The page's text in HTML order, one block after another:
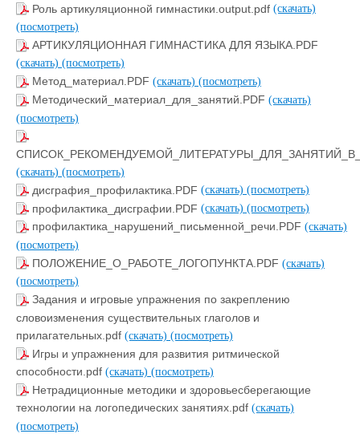
Роль артикуляционной гимнастики.output.pdf (скачать)
(посмотреть)
АРТИКУЛЯЦИОННАЯ ГИМНАСТИКА ДЛЯ ЯЗЫКА.PDF
(скачать) (посмотреть)
Метод_материал.PDF (скачать) (посмотреть)
Методический_материал_для_занятий.PDF (скачать)
(посмотреть)
(скачать) (посмотреть)
дисграфия_профилактика.PDF (скачать) (посмотреть)
профилактика_дисграфии.PDF (скачать) (посмотреть)
профилактика_нарушений_письменной_речи.PDF (скачать)
(посмотреть)
ПОЛОЖЕНИЕ_О_РАБОТЕ_ЛОГОПУНКТА.PDF (скачать)
(посмотреть)
Задания и игровые упражнения по закреплению
словоизменения существительных глаголов и
прилагательных.pdf (скачать) (посмотреть)
Игры и упражнения для развития ритмической
способности.pdf (скачать) (посмотреть)
Нетрадиционные методики и здоровьесберегающие
технологии на логопедических занятиях.pdf (скачать)
(посмотреть)